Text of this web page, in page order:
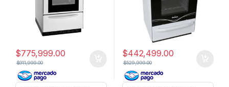
$775,999.00
$911,999.00
$442,499.00
$529,999.00